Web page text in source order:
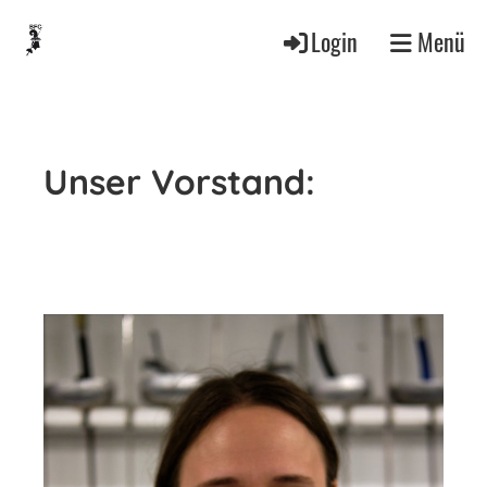
Login Menü
Unser Vorstand: